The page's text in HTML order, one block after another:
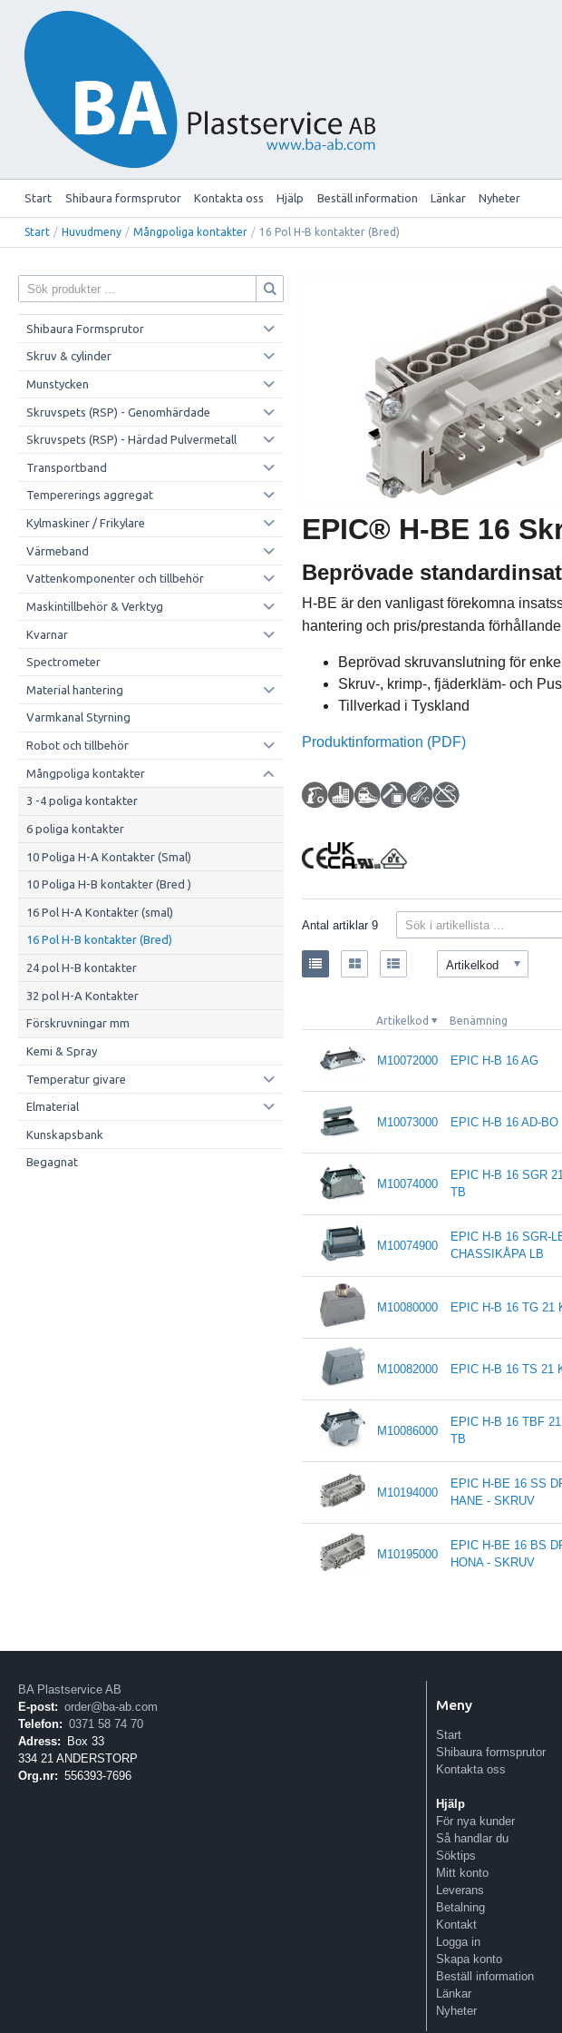
Start Shibaura formsprutor Kontakta oss Hjälp Beställ information Länkar Nyheter
Start / Huvudmeny / Mångpoliga kontakter / 16 Pol H-B kontakter (Bred)
Shibaura Formsprutor
Skruv & cylinder
Munstycken
Skruvspets (RSP) - Genomhärdade
Skruvspets (RSP) - Härdad Pulvermetall
Transportband
Tempererings aggregat
Kylmaskiner / Frikylare
Värmeband
Vattenkomponenter och tillbehör
Maskintillbehör & Verktyg
Kvarnar
Spectrometer
Material hantering
Varmkanal Styrning
Robot och tillbehör
Mångpoliga kontakter
3 -4 poliga kontakter
6 poliga kontakter
10 Poliga H-A Kontakter (Smal)
10 Poliga H-B kontakter (Bred )
16 Pol H-A Kontakter (smal)
16 Pol H-B kontakter (Bred)
24 pol H-B kontakter
32 pol H-A Kontakter
Förskruvningar mm
Kemi & Spray
Temperatur givare
Elmaterial
Kunskapsbank
Begagnat
EPIC® H-BE 16
Beprövade
H-BE är den vanligast förekomna
hantering och pris/prestanda
Beprövad skruvanslutning för
Skruv-, krimp-, fjäderkläm- och
Tillverkad i Tyskland
Produktinformation (PDF)
Antal artiklar9
Artikelkod
Artikelkod Benämning
M10072000 EPIC H-B 16 AG
M10073000 EPIC H-B 16 AD-BO
M10074000
EPIC H-B 16 SGR
TB
M10074900
EPIC H-B 16 SGR-
CHASSIKÅPA LB
M10080000 EPIC H-B 16 TG 21
M10082000 EPIC H-B 16 TS 21
M10086000
EPIC H-B 16 TBF
TB
M10194000
EPIC H-BE 16 SS
HANE - SKRUV
M10195000
EPIC H-BE 16 BS
HONA - SKRUV
BA Plastservice AB
E-post: order@ba-ab.com
Telefon: 0371 58 74 70
Adress:
Box 33
334 21 ANDERSTORP
Org.nr: 556393-7696
Meny
Start
Shibaura formsprutor
Kontakta oss
Hjälp
För nya kunder
Så handlar du
Söktips
Mitt konto
Leverans
Betalning
Kontakt
Logga in
Skapa konto
Beställ information
Länkar
Nyheter